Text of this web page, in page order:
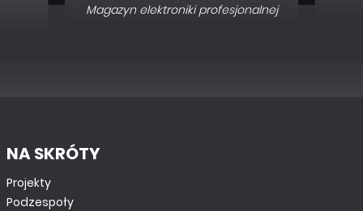
Magazyn elektroniki profesjonalnej
NA SKRÓTY
Projekty
Podzespoły